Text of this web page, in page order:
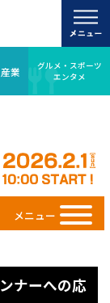
業
グルメ・スポーツ
エンタメ
メニュー
ナーへの応